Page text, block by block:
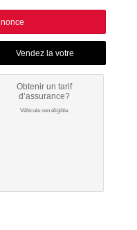
Obtenir un tarif
d’assurance?
Véhicule non éligible.